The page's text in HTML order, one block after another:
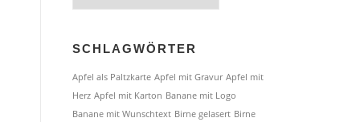
SCHLAGWÖRTER
Apfel als Paltzkarte Apfel mit Gravur Apfel mit
Herz Apfel mit Karton Banane mit Logo
Banane mit Wunschtext Birne gelasert Birne